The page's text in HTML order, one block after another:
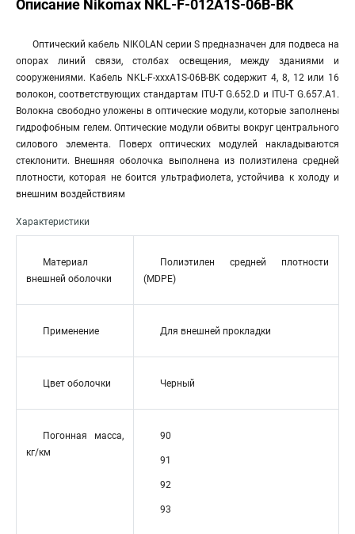
Описание Nikomax NKL-F-012A1S-06B-BK
Оптический кабель NIKOLAN серии S предназначен для подвеса на
опорах линий связи, столбах освещения, между зданиями и
сооружениями. Кабель NKL-F-xxxA1S-06B-BK содержит 4, 8, 12 или 16
волокон, соответствующих стандартам ITU-T G.652.D и ITU-T G.657.A1.
Волокна свободно уложены в оптические модули, которые заполнены
гидрофобным гелем. Оптические модули обвиты вокруг центрального
силового элемента. Поверх оптических модулей накладываются
стеклонити. Внешняя оболочка выполнена из полиэтилена средней
плотности, которая не боится ультрафиолета, устойчива к холоду и
внешним воздействиям
Характеристики
Материал
внешней оболочки
Полиэтилен средней плотности
(MDPE)
Применение Для внешней прокладки
Цвет оболочки Черный
Погонная масса,
кг/км
90
91
92
93